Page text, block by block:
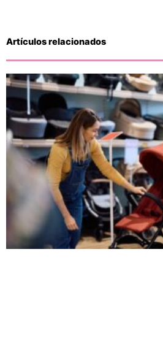
Artículos relacionados